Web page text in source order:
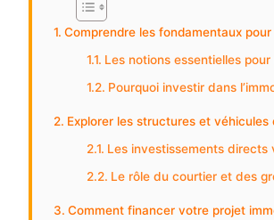
Comprendre les fondamentaux
Les notions essentielles
Pourquoi investir dans
Explorer les structures et véhicules
Les investissements directs
Le rôle du courtier et des
Comment financer votre projet